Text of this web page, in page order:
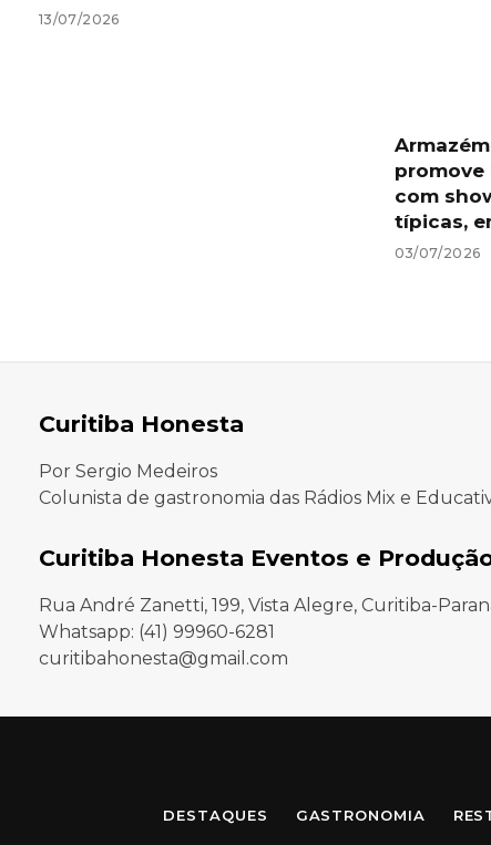
13/07/2026
promove
com
típicas,
03/07/2026
Curitiba Honesta
Por Sergio Medeiros
Colunista de gastronomia das Rádios Mix e
Curitiba Honesta Eventos e
Rua André Zanetti, 199, Vista Alegre, Curitiba-
Whatsapp: (41) 99960-6281
curitibahonesta@gmail.com
DESTAQUES GASTRONOMIA